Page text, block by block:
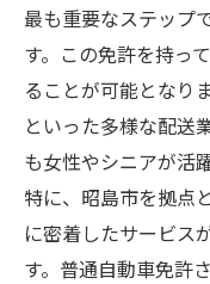
最も重要なステップ
す。この免許を持っ
ることが可能となり
といった多様な配送
も女性やシニアが活
特に、昭島市を拠点
に密着したサービス
す。普通自動車免許